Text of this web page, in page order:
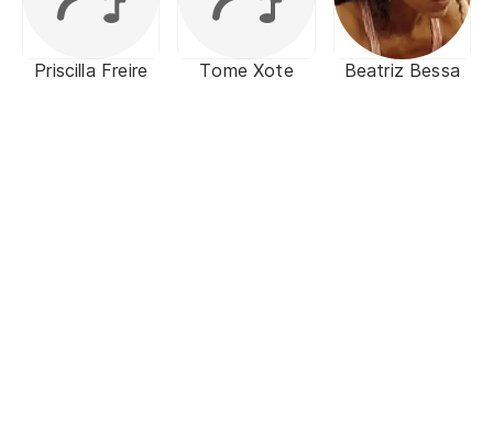
Priscilla Freire Tome Xote Beatriz Bessa